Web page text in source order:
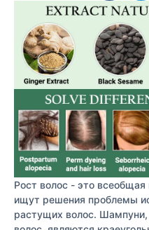
Рост волос - это
ищут решения проблемы
растущих волос.